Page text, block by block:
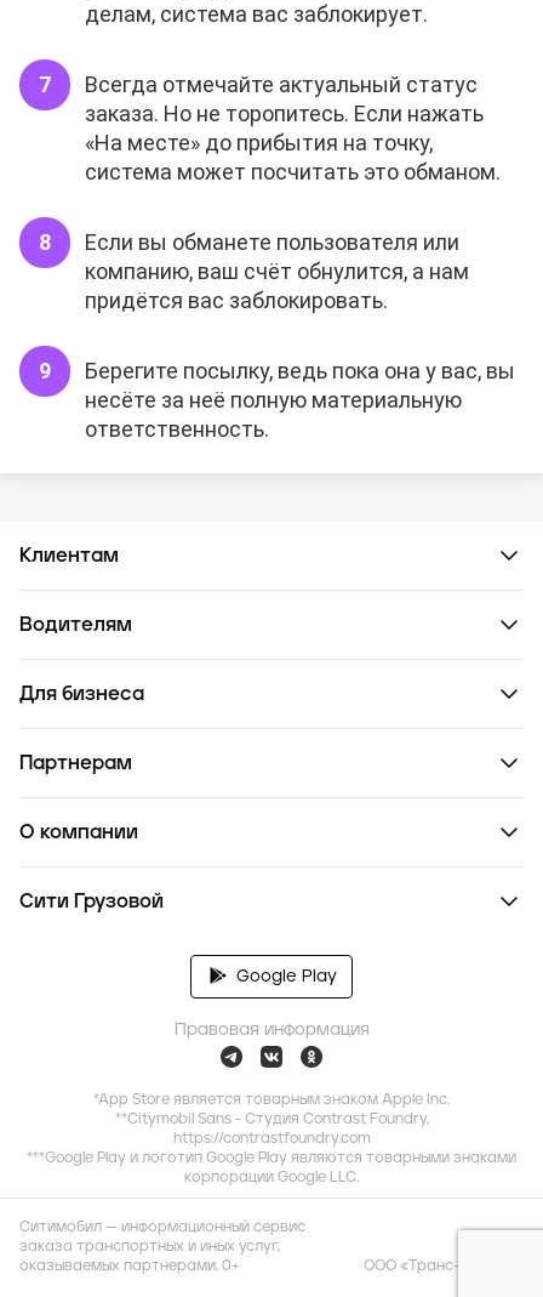
делам, система вас заблокирует.
Всегда отмечайте актуальный статус
заказа. Но не торопитесь. Если нажать
«На месте» до прибытия на точку,
система может посчитать это обманом.
Если вы обманете пользователя или
компанию, ваш счёт обнулится, а нам
придётся вас заблокировать.
Берегите посылку, ведь пока она у вас, вы
несёте за неё полную материальную
ответственность.
Клиентам
Водителям
Для бизнеса
Партнерам
О компании
Сити Грузовой
Google Play
Правовая информация
*App Store является товарным знаком Apple Inc.
**Citymobil Sans - Студия Contrast Foundry,
https://contrastfoundry.com
***Google Play и логотип Google Play являются товарными знаками
корпорации Google LLC.
Ситимобил — информационный сервис
заказа транспортных и иных услуг,
оказываемых партнерами. 0+
ООО «Транс-Миссия»